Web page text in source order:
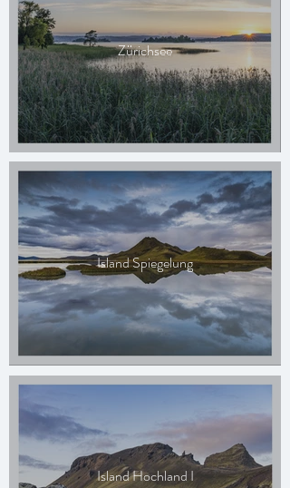
Zürichsee
Island Spiegelung
Island Hochland I